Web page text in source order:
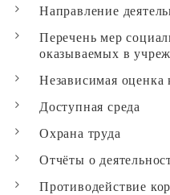
Направление
Перечень мер
оказываемых в
Независимая оценка
Доступная среда
Охрана труда
Отчёты о
Противодействие